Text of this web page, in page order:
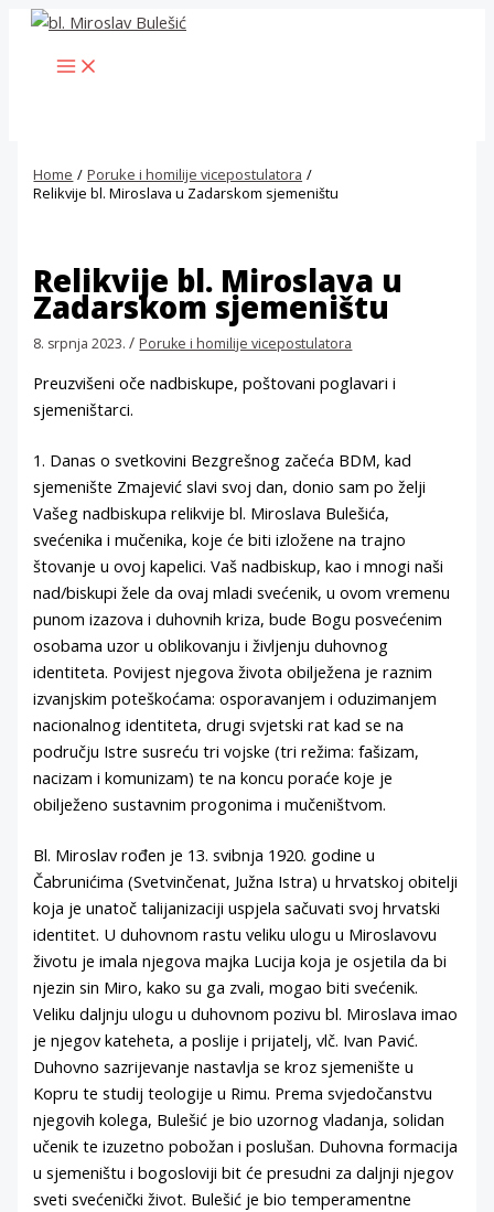
Skip
content
MAIN
MENU
Home
Poruke i homilije vicepostulatora
Relikvije bl. Miroslava u Zadarskom sjemeništu
Relikvije bl. Miroslava u
Zadarskom sjemeništu
8. srpnja 2023./ Poruke i homilije vicepostulatora
Preuzvišeni oče nadbiskupe, poštovani poglavari i
sjemeništarci.
1. Danas o svetkovini Bezgrešnog začeća BDM, kad
sjemenište Zmajević slavi svoj dan, donio sam po želji
Vašeg nadbiskupa relikvije bl. Miroslava Bulešića,
svećenika i mučenika, koje će biti izložene na trajno
štovanje u ovoj kapelici. Vaš nadbiskup, kao i mnogi naši
nad/biskupi žele da ovaj mladi svećenik, u ovom vremenu
punom izazova i duhovnih kriza, bude Bogu posvećenim
osobama uzor u oblikovanju i življenju duhovnog
identiteta. Povijest njegova života obilježena je raznim
izvanjskim poteškoćama: osporavanjem i oduzimanjem
nacionalnog identiteta, drugi svjetski rat kad se na
području Istre susreću tri vojske (tri režima: fašizam,
nacizam i komunizam) te na koncu poraće koje je
obilježeno sustavnim progonima i mučeništvom.
Bl. Miroslav rođen je 13. svibnja 1920. godine u
Čabrunićima (Svetvinčenat, Južna Istra) u hrvatskoj obitelji
koja je unatoč talijanizaciji uspjela sačuvati svoj hrvatski
identitet. U duhovnom rastu veliku ulogu u Miroslavovu
životu je imala njegova majka Lucija koja je osjetila da bi
njezin sin Miro, kako su ga zvali, mogao biti svećenik.
Veliku daljnju ulogu u duhovnom pozivu bl. Miroslava imao
je njegov kateheta, a poslije i prijatelj, vlč. Ivan Pavić.
Duhovno sazrijevanje nastavlja se kroz sjemenište u
Kopru te studij teologije u Rimu. Prema svjedočanstvu
njegovih kolega, Bulešić je bio uzornog vladanja, solidan
učenik te izuzetno pobožan i poslušan. Duhovna formacija
u sjemeništu i bogosloviji bit će presudni za daljnji njegov
sveti svećenički život. Bulešić je bio temperamentne